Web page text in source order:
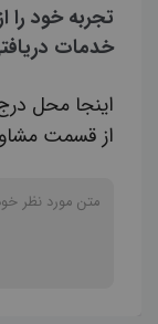
تجربه خود را
خدمات
اینجا محل
از قسمت